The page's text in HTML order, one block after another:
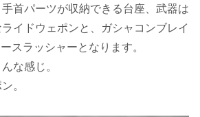
首パーツが収納できる台座、武器は
イドウェポンと、ガシャコンブレイ
スラッシャーとなります。
な感じ。
。